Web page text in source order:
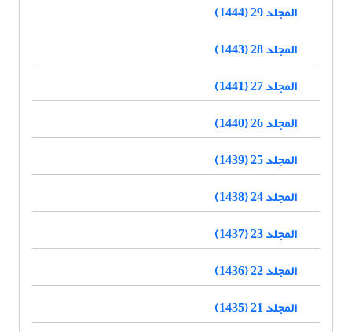
المجلد 29 (1444)
المجلد 28 (1443)
المجلد 27 (1441)
المجلد 26 (1440)
المجلد 25 (1439)
المجلد 24 (1438)
المجلد 23 (1437)
المجلد 22 (1436)
المجلد 21 (1435)